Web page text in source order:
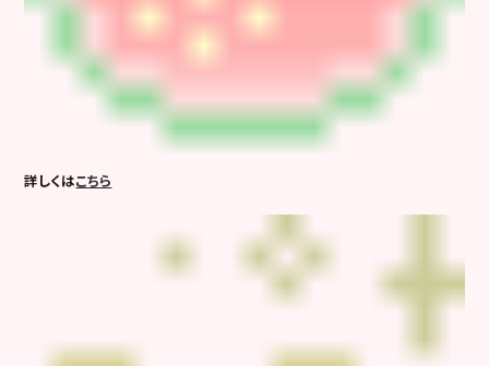
詳しくはこちら